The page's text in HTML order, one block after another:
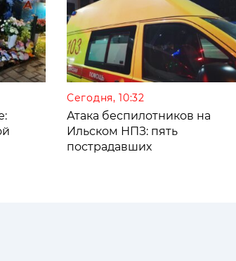
Сегодня, 10:32
Атака беспилотников на
Ильском НПЗ: пять
пострадавших